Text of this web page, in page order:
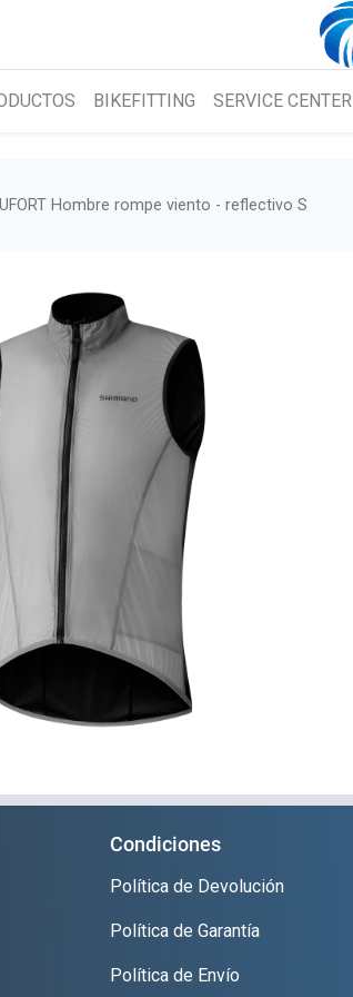
BIKEFITTING SERVICE CENTER
Hombre rompe viento - reflectivo S
Condiciones
Política de Devolución
Política de Garantía
Política de Envío